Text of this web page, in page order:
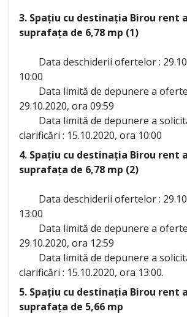
3. Spațiu cu destinația Birou rent
suprafața de 6,78 mp (1)
Data deschiderii ofertelor :
10:00
Data limită de depunere a
29.10.2020, ora 09:59
Data limită de depunere a
clarificări : 15.10.2020, ora 10:00
4. Spațiu cu destinația Birou rent
suprafața de 6,78 mp (2)
Data deschiderii ofertelor :
13:00
Data limită de depunere a
29.10.2020, ora 12:59
Data limită de depunere a
clarificări : 15.10.2020, ora 13:00.
5. Spațiu cu destinația Birou rent
suprafața de 5,66 mp